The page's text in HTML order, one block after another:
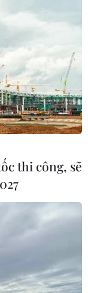
thi công, sẽ